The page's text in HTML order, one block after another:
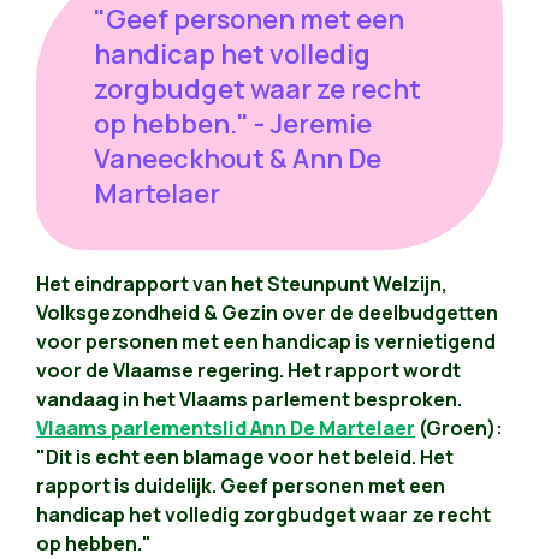
"Geef personen met een
handicap het volledig
zorgbudget waar ze recht
op hebben." - Jeremie
Vaneeckhout & Ann De
Martelaer
Het eindrapportvan het Steunpunt Welzijn,
Volksgezondheid & Gezin over de deelbudgetten
voor personen met een handicap is vernietigend
voor de Vlaamse regering. Het rapport wordt
vandaag in het Vlaams parlement besproken.
Vlaams parlementslid Ann De Martelaer (Groen):
"Dit is echt een blamage voor het beleid. Het
rapport is duidelijk. Geef personen met een
handicap het volledig zorgbudget waar ze recht
op hebben."